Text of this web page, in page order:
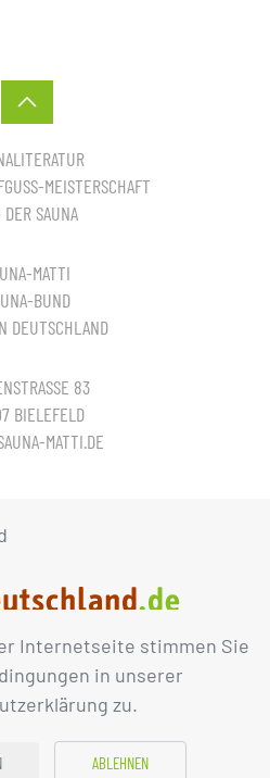
Internetseite stimmen Sie
in unserer
zu.
ABLEHNEN
MEISTERSCHAFT
DER SAUNA
MATTI
BUND
DEUTSCHLAND
83
BIELEFELD
MATTI.DE
IMPRESSUM DATENSCHUTZ